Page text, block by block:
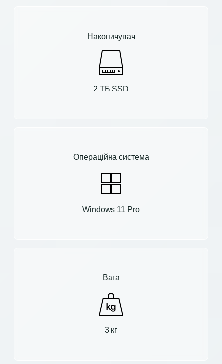
Накопичувач
2 ТБ SSD
Операційна система
Windows 11 Pro
Вага
3 кг